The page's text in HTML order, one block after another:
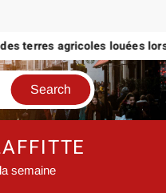
terres agricoles louées
semaine